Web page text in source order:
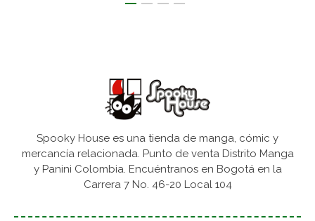
Spooky House es una tienda de manga, cómic y
mercancía relacionada. Punto de venta Distrito Manga
y Panini Colombia. Encuéntranos en Bogotá en la
Carrera 7 No. 46-20 Local 104